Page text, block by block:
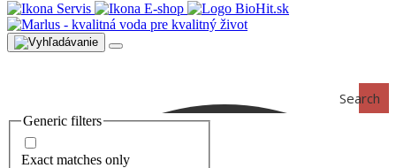
Servis E-shop
Search
Generic filters
Exact matches only